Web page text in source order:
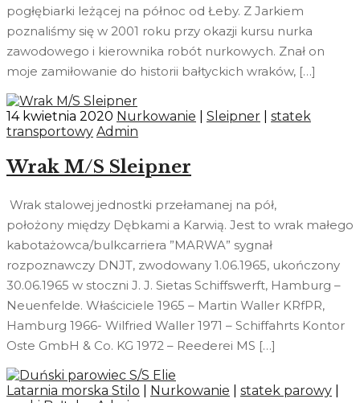
pogłębiarki leżącej na północ od Łeby. Z Jarkiem
poznaliśmy się w 2001 roku przy okazji kursu nurka
zawodowego i kierownika robót nurkowych. Znał on
moje zamiłowanie do historii bałtyckich wraków, […]
14 kwietnia 2020 Nurkowanie Sleipner
statek
transportowy Admin
Wrak M/S Sleipner
Wrak stalowej jednostki przełamanej na pół,
położony między Dębkami a Karwią. Jest to wrak małego
kabotażowca/bulkcarriera ”MARWA” sygnał
rozpoznawczy DNJT, zwodowany 1.06.1965, ukończony
30.06.1965 w stoczni J. J. Sietas Schiffswerft, Hamburg –
Neuenfelde. Właściciele 1965 – Martin Waller KRfPR,
Hamburg 1966- Wilfried Waller 1971 – Schiffahrts Kontor
Oste GmbH & Co. KG 1972 – Reederei MS […]
Latarnia morska Stilo Nurkowanie statek parowy